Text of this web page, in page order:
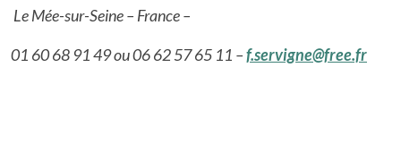
Le Mée-sur-Seine – France –
01 60 68 91 49 ou 06 62 57 65 11 –f.servigne@free.fr